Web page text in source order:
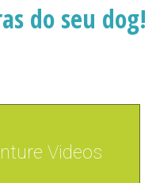
do seu dog!
Videos